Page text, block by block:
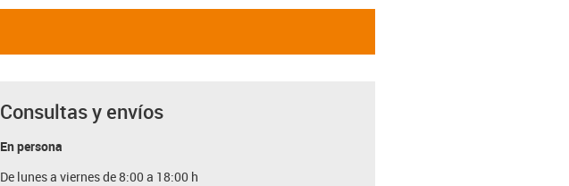
Consultas y envíos
En persona
De lunes a viernes de 8:00 a 18:00 h